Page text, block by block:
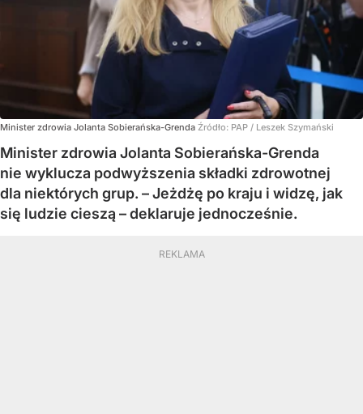
Minister zdrowia Jolanta Sobierańska-Grenda Źródło: PAP / Leszek Szymański
Minister zdrowia Jolanta Sobierańska-Grenda
nie wyklucza podwyższenia składki zdrowotnej
dla niektórych grup. – Jeżdżę po kraju i widzę, jak
się ludzie cieszą – deklaruje jednocześnie.